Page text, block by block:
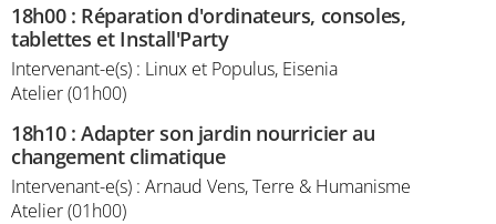
18h00: Réparation d'ordinateurs, consoles,
tablettes et Install'Party
Intervenant-e(s) : Linux et Populus, Eisenia
Atelier (01h00)
18h10:Adapter son jardin nourricier au
changement climatique
Intervenant-e(s) : Arnaud Vens, Terre & Humanisme
Atelier (01h00)